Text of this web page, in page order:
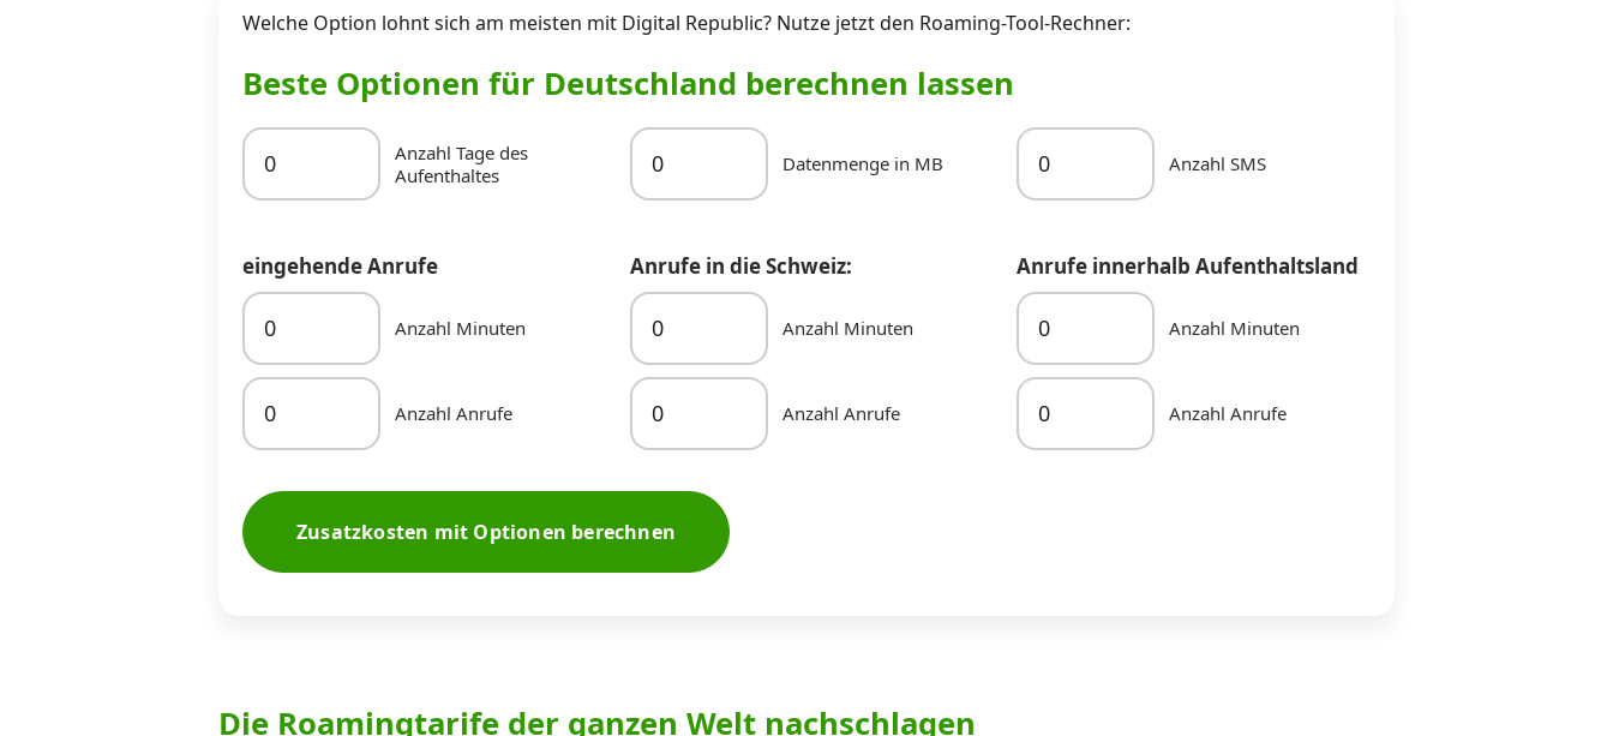
Welche Option lohnt sich am meisten mit Digital Republic? Nutze jetzt den Roaming-Tool-Rechner:
Beste Optionen für Deutschland berechnen lassen
Anzahl Tage des
Aufenthaltes
Datenmenge in MB Anzahl SMS
eingehende Anrufe
Anzahl Minuten
Anzahl Anrufe
Anrufe in die Schweiz:
Anzahl Minuten
Anzahl Anrufe
Anrufe innerhalb Aufenthaltsland
Anzahl Minuten
Anzahl Anrufe
Zusatzkosten mit Optionen berechnen
Die Roamingtarife der ganzen Welt nachschlagen